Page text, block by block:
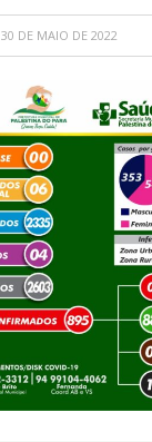
30 DE MAIO DE 2022